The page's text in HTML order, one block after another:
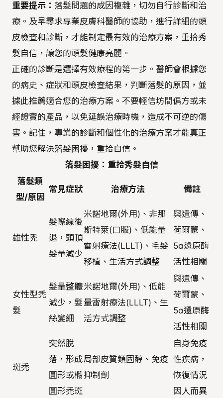
重要提示： 落髮問題的成因複雜，切勿自行診斷和治
療。及早尋求專業皮膚科醫師的協助，進行詳細的頭
皮檢查和診斷，才能制定最有效的治療方案，重拾秀
髮自信，讓您的頭髮健康亮麗。
正確的診斷是選擇有效療程的第一步。醫師會根據您
的病史、症狀和頭皮檢查結果，判斷落髮的原因，並
據此推薦適合您的治療方案。不要輕信坊間偏方或未
經證實的產品，以免延誤治療時機，造成不可逆的傷
害。記住，專業的診斷和個性化的治療方案才能真正
幫助您解決落髮困擾，重拾自信。
落髮困擾：重拾秀髮自信
落髮類
型/原因
常見症狀 治療方法 備註
雄性禿
髮際線後
退，頭頂
髮量減少
米諾地爾(外用)、非那
斯特萊(口服)、低能量
雷射療法(LLLT)、毛髮
移植、生活方式調整
與遺傳、
荷爾蒙、
5α還原酶
活性相關
女性型禿
髮
髮量整體
減少，髮
絲變細
米諾地爾(外用)、低能
量雷射療法(LLLT)、生
活方式調整
與遺傳、
荷爾蒙、
5α還原酶
活性相關
斑禿
突然脫
落，形成
圓形或橢
圓形禿斑
局部皮質類固醇、免疫
抑制劑
自身免疫
性疾病，
恢復情況
因人而異